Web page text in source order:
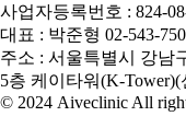
사업자등록번호 : 824-
대표 : 박준형 02-543-
주소 : 서울특별시 강남
5층 케이타워(K-Tower)(
© 2024 Aiveclinic All